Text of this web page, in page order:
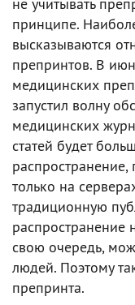
принципе.
высказываются
препринтов. В
медицинских
запустил волну
медицинских
статей будет
распространение,
только на
традиционную
свою очередь,
людей. Поэтому
препринта.